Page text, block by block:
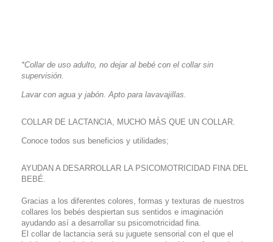
*Collar de uso adulto, no dejar al bebé con el collar sin
supervisión.
Lavar con agua y jabón. Apto para lavavajillas.
COLLAR DE LACTANCIA, MUCHO MÁS QUE UN COLLAR.
Conoce todos sus beneficios y utilidades;
AYUDAN A DESARROLLAR LA PSICOMOTRICIDAD FINA DEL
BEBÉ.
Gracias a los diferentes colores, formas y texturas de nuestros
collares los bebés despiertan sus sentidos e imaginación
ayudando así a desarrollar su psicomotricidad fina.
El collar de lactancia será su juguete sensorial con el que el